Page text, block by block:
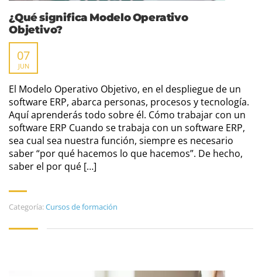
¿Qué significa Modelo Operativo
Objetivo?
07
JUN
El Modelo Operativo Objetivo, en el despliegue de un
software ERP, abarca personas, procesos y tecnología.
Aquí aprenderás todo sobre él. Cómo trabajar con un
software ERP Cuando se trabaja con un software ERP,
sea cual sea nuestra función, siempre es necesario
saber “por qué hacemos lo que hacemos”. De hecho,
saber el por qué […]
Categoría:Cursos de formación